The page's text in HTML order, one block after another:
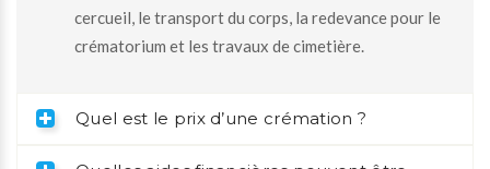
cercueil, le transport du corps, la redevance pour le
crématorium et les travaux de cimetière.
Quel est le prix d’une crémation ?